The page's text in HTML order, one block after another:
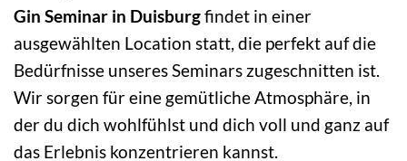
Gin Seminar in Duisburgfindet in einer
ausgewählten Location statt, die perfekt auf die
Bedürfnisse unseres Seminars zugeschnitten ist.
Wir sorgen für eine gemütliche Atmosphäre, in
der du dich wohlfühlst und dich voll und ganz auf
das Erlebnis konzentrieren kannst.